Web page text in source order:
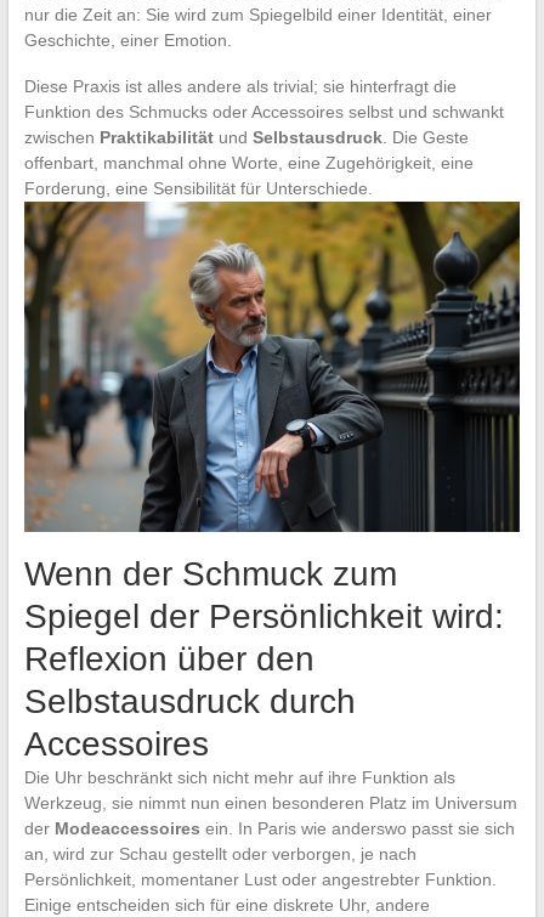
nur die Zeit an: Sie wird zum Spiegelbild einer Identität, einer
Geschichte, einer Emotion.
Diese Praxis ist alles andere als trivial; sie hinterfragt die
Funktion des Schmucks oder Accessoires selbst und schwankt
zwischen Praktikabilitätund Selbstausdruck. Die Geste
offenbart, manchmal ohne Worte, eine Zugehörigkeit, eine
Forderung, eine Sensibilität für Unterschiede.
Wenn der Schmuck zum
Spiegel der Persönlichkeit wird:
Reflexion über den
Selbstausdruck durch
Accessoires
Die Uhr beschränkt sich nicht mehr auf ihre Funktion als
Werkzeug, sie nimmt nun einen besonderen Platz im Universum
der Modeaccessoires ein. In Paris wie anderswo passt sie sich
an, wird zur Schau gestellt oder verborgen, je nach
Persönlichkeit, momentaner Lust oder angestrebter Funktion.
Einige entscheiden sich für eine diskrete Uhr, andere